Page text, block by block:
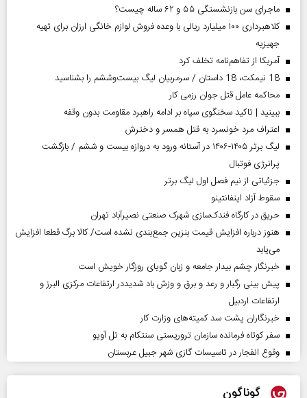
ماجرای سن بازنشستگی ۵۵ و ۶۲ ساله چیست؟
کلاهبرداری ۱۰۰ میلیارد ریالی با وعده فروش لوازم خانگی ارزان برای تهیه
جهیزیه
آمریکا از تفاهم‌نامه تخلف کرد
18 نیمکت، 18 داستان / سرمربیان لیگ بیست‌وششم را بشناسید
محاکمه عامل قتل جوان رزمی کار
ببینید | تاکید سخنگوی سپاه بر ادامه راهبرد مقاومت بدون وقفه
اعتراف مرد خونسرد به قتل همسر و دخترش
لیگ برتر ۱۴۰۵-۱۴۰۶ در آستانه ورود به دروازه بیست و ششم / بازگشت
پرانرژی فوتبال
جزئیاتی از نیم فصل اول لیگ برتر
سقوط آزاد اینفانتینو
حریق در کارگاه فندک‌سازی شهرک صنعتی نصیرآباد تهران
هنوز درباره افزایش قیمت بنزین جمع‌بندی نشده است/ کالا برگ قطعا افزایش
می‌یابد
خبرنگار چشم بیدار جامعه و زبان گویای روزگار خویش است
پیش بینی رگبار و رعد و برق و وزش باد شدیددر ارتفاعات مرکزی البرز و
ارتفاعات اردبیل
خبرنگاران پشت سد کمیته‌های وزارت کار
سفر کوتاه فرمانده سازمان تروریستی سنتکام به تل آویو
وقوع انفجار در تاسیسات گازی شهر جبیل عربستان
گوناگون